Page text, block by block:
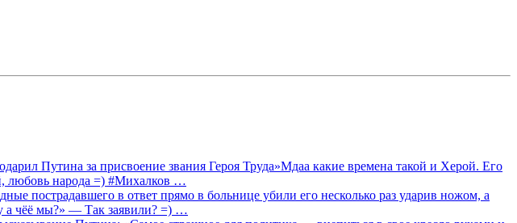
Путина за присвоение звания Героя Труда»Мдаа какие времена такой и Херой. Его
любовь народа =) #Михалков …
пострадавшего в ответ прямо в больнице убили его несколько раз ударив ножом, а
а чёё мы?» — Так заявили? =) …